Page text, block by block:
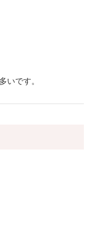
いです。